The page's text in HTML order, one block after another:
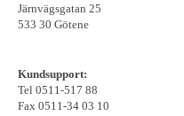
Järnvägsgatan 25
533 30 Götene
Kundsupport:
Tel 0511-517 88
Fax 0511-34 03 10